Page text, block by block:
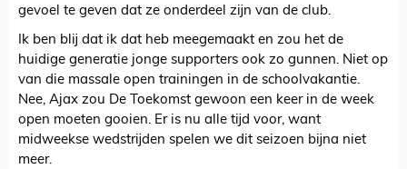
gevoel te geven dat ze onderdeel zijn van de club.
Ik ben blij dat ik dat heb meegemaakt en zou het de
huidige generatie jonge supporters ook zo gunnen. Niet op
van die massale open trainingen in de schoolvakantie.
Nee, Ajax zou De Toekomst gewoon een keer in de week
open moeten gooien. Er is nu alle tijd voor, want
midweekse wedstrijden spelen we dit seizoen bijna niet
meer.